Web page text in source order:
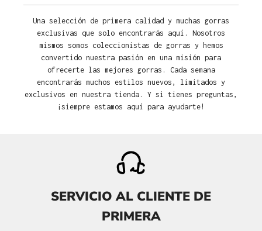
Una selección de primera calidad y muchas gorras
exclusivas que solo encontrarás aquí. Nosotros
mismos somos coleccionistas de gorras y hemos
convertido nuestra pasión en una misión para
ofrecerte las mejores gorras. Cada semana
encontrarás muchos estilos nuevos, limitados y
exclusivos en nuestra tienda. Y si tienes preguntas,
¡siempre estamos aquí para ayudarte!
SERVICIO AL CLIENTE DE
PRIMERA